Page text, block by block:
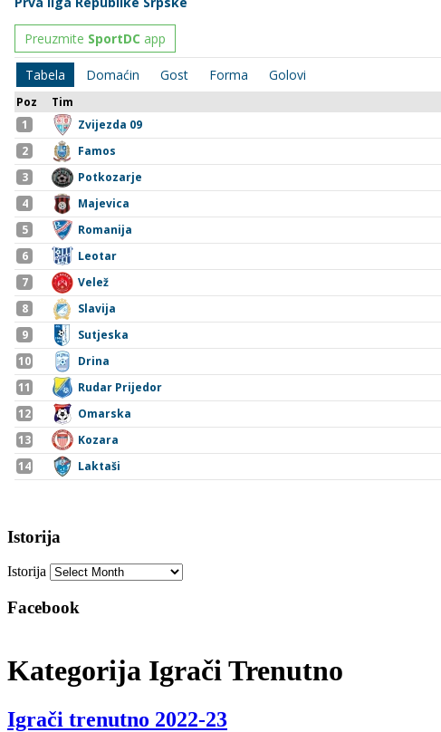
Istorija
Istorija
Facebook
Kategorija Igrači Trenutno
Igrači trenutno 2022-23